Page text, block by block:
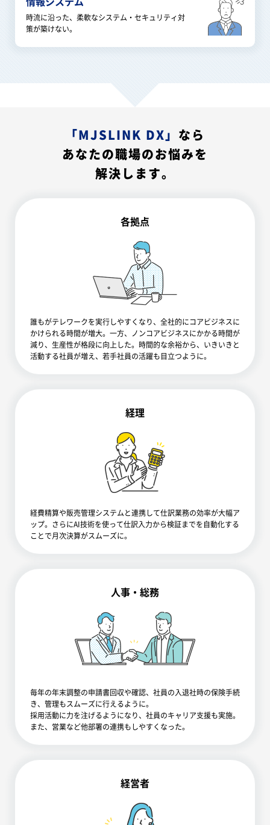
時流に沿った、柔軟なシステム・セキュリティ対
策が築けない。
「MJSLINK DX」 なら
あなたの職場のお悩みを
解決します。
各拠点
誰もがテレワークを実行しやすくなり、全社的にコアビジネスに
かけられる時間が増大。一方、ノンコアビジネスにかかる時間が
減り、生産性が格段に向上した。時間的な余裕から、いきいきと
活動する社員が増え、若手社員の活躍も目立つように。
経理
経費精算や販売管理システムと連携して仕訳業務の効率が大幅ア
ップ。さらにAI技術を使って仕訳入力から検証までを自動化する
ことで月次決算がスムーズに。
人事・総務
毎年の年末調整の申請書回収や確認、社員の入退社時の保険手続
き、管理もスムーズに行えるように。
採用活動に力を注げるようになり、社員のキャリア支援も実施。
また、営業など他部署の連携もしやすくなった。
経営者